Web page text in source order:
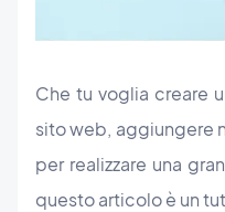
Che tu voglia creare
sito web, aggiungere
per realizzare una
questo articolo è un